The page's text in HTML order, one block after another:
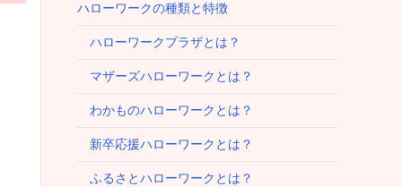
ハローワークの種類と特徴
ハローワークプラザとは？
マザーズハローワークとは？
わかものハローワークとは？
新卒応援ハローワークとは？
ふるさとハローワークとは？